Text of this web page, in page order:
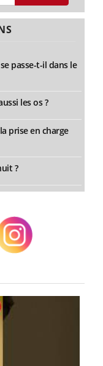
passe-t-il dans le
les os ?
prise en charge
?